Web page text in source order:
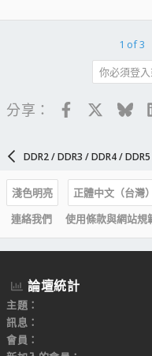
1 of 3
你必須登
分享： Facebook
DDR2 / DDR3 / DDR4 / DDR5
淺色明亮
正體中文（台灣）
連絡我們
使用條款與網站規
論壇統計
主題
訊息
會員